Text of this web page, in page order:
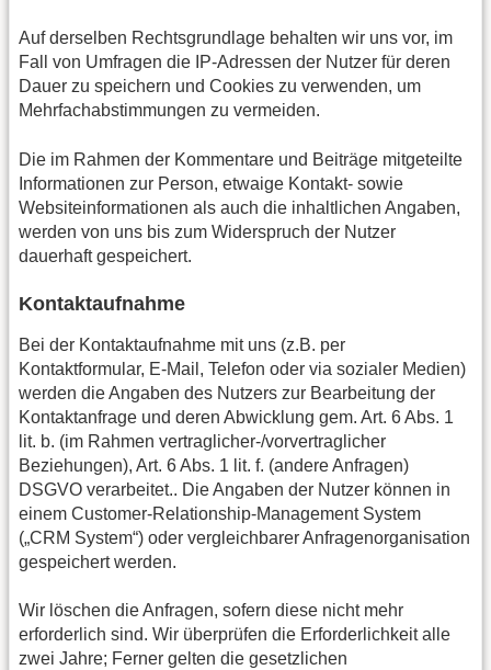
Auf derselben Rechtsgrundlage behalten wir uns vor, im
Fall von Umfragen die IP-Adressen der Nutzer für deren
Dauer zu speichern und Cookies zu verwenden, um
Mehrfachabstimmungen zu vermeiden.
Die im Rahmen der Kommentare und Beiträge mitgeteilte
Informationen zur Person, etwaige Kontakt- sowie
Websiteinformationen als auch die inhaltlichen Angaben,
werden von uns bis zum Widerspruch der Nutzer
dauerhaft gespeichert.
Kontaktaufnahme
Bei der Kontaktaufnahme mit uns (z.B. per
Kontaktformular, E-Mail, Telefon oder via sozialer Medien)
werden die Angaben des Nutzers zur Bearbeitung der
Kontaktanfrage und deren Abwicklung gem. Art. 6 Abs. 1
lit. b. (im Rahmen vertraglicher-/vorvertraglicher
Beziehungen), Art. 6 Abs. 1 lit. f. (andere Anfragen)
DSGVO verarbeitet.. Die Angaben der Nutzer können in
einem Customer-Relationship-Management System
(„CRM System“) oder vergleichbarer Anfragenorganisation
gespeichert werden.
Wir löschen die Anfragen, sofern diese nicht mehr
erforderlich sind. Wir überprüfen die Erforderlichkeit alle
zwei Jahre; Ferner gelten die gesetzlichen